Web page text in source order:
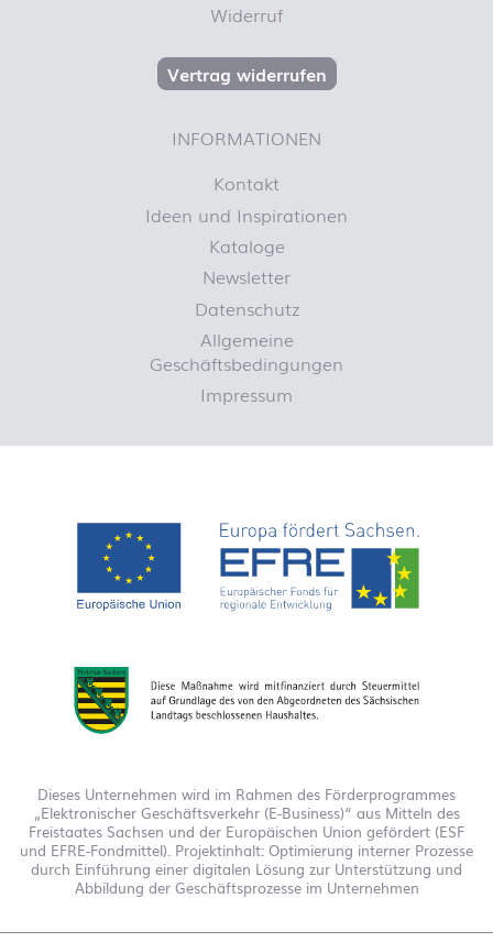
Widerruf
Vertrag widerrufen
INFORMATIONEN
Kontakt
Ideen und Inspirationen
Kataloge
Newsletter
Datenschutz
Allgemeine
Geschäftsbedingungen
Impressum
Dieses Unternehmen wird im Rahmen des Förderprogrammes
„Elektronischer Geschäftsverkehr (E-Business)“ aus Mitteln des
Freistaates Sachsen und der Europäischen Union gefördert (ESF
und EFRE-Fondmittel). Projektinhalt: Optimierung interner Prozesse
durch Einführung einer digitalen Lösung zur Unterstützung und
Abbildung der Geschäftsprozesse im Unternehmen